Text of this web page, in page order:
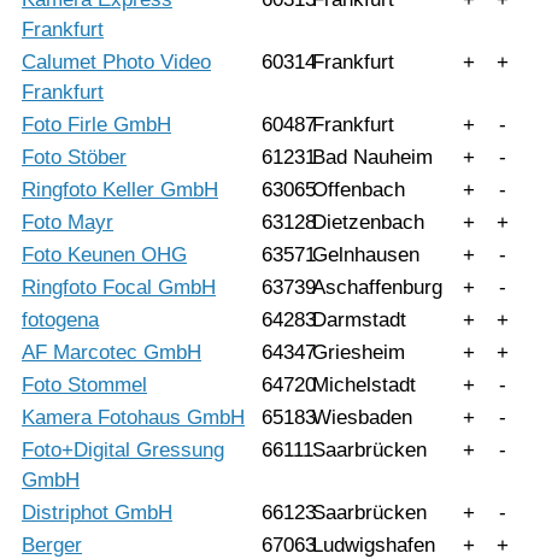
Frankfurt
Calumet Photo Video
Frankfurt
60314Frankfurt + +
Foto Firle GmbH 60487Frankfurt +
-
Foto Stöber
61231Bad Nauheim +
-
Ringfoto Keller GmbH
63065Offenbach +
-
Foto Mayr
63128Dietzenbach +
+
Foto Keunen OHG
63571Gelnhausen +
-
Ringfoto Focal GmbH
63739Aschaffenburg +
-
fotogena
64283Darmstadt +
+
AF Marcotec GmbH
64347Griesheim +
+
Foto Stommel
64720Michelstadt +
-
Kamera Fotohaus GmbH
65183Wiesbaden +
-
Foto+Digital Gressung
GmbH
66111Saarbrücken + -
Distriphot GmbH 66123Saarbrücken +
-
Berger
67063Ludwigshafen + +